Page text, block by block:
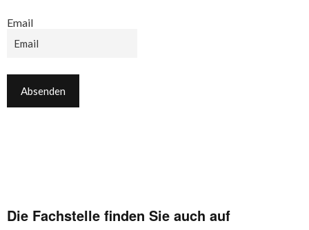
Email
Die Fachstelle finden Sie auch auf